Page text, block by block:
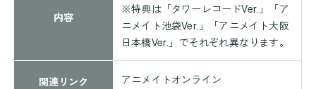
内容
※特典は「タワーレコードVer.」「ア
ニメイト池袋Ver.」「アニメイト大阪
日本橋Ver.」でそれぞれ異なります。
関連リンク アニメイトオンライン